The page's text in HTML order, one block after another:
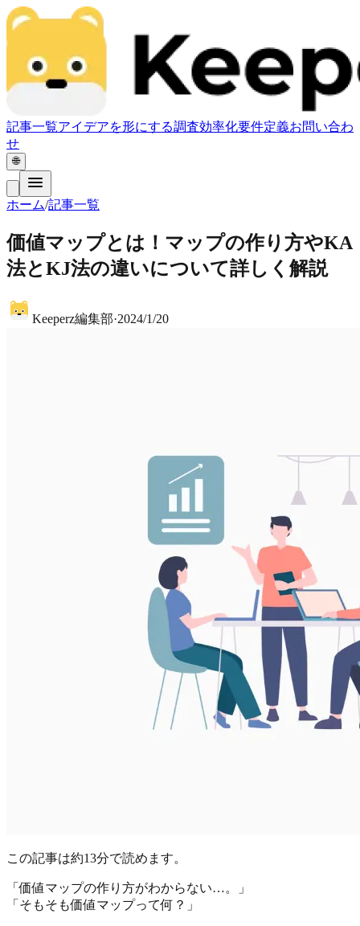
記事一覧アイデアを形にする調査効率化要件定義お問い合わ
せ
🌐
ホーム/記事一覧
価値マップとは！マップの作り方やKA
法とKJ法の違いについて詳しく解説
Keeperz編集部·2024/1/20
この記事は約13分で読めます。
「価値マップの作り方がわからない…。」
「そもそも価値マップって何？」